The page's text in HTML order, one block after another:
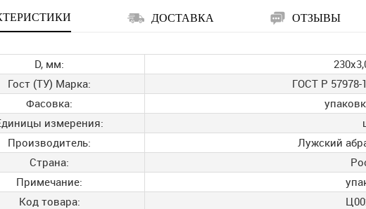
ДОСТАВКА ОТЗЫВЫ
D, мм:
Гост (ТУ) Марка:
ГОСТ Р 57978-
Фасовка:
измерения:
Производитель:
Лужский
Страна:
Примечание:
Код товара: